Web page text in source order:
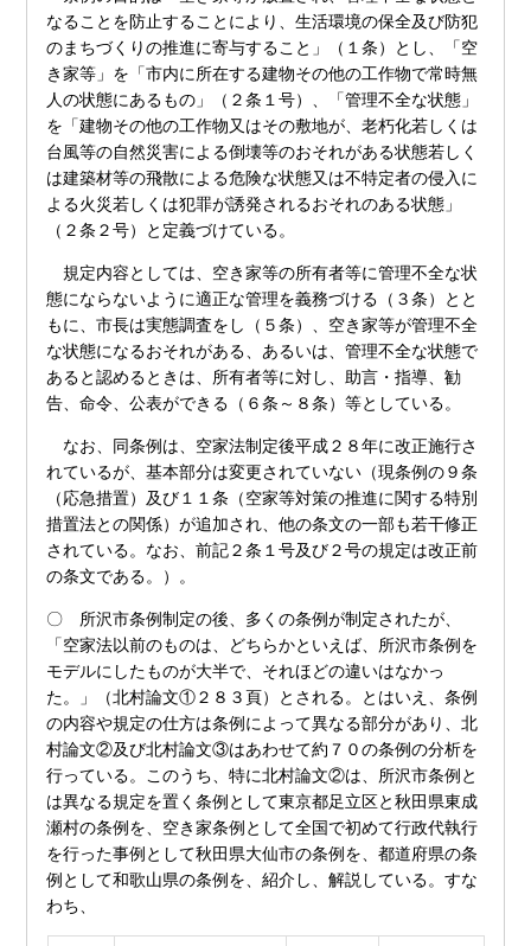
なることを防止することにより、生活環境の保全及び防犯
のまちづくりの推進に寄与すること」（１条）とし、「空
き家等」を「市内に所在する建物その他の工作物で常時無
人の状態にあるもの」（２条１号）、「管理不全な状態」
を「建物その他の工作物又はその敷地が、老朽化若しくは
台風等の自然災害による倒壊等のおそれがある状態若しく
は建築材等の飛散による危険な状態又は不特定者の侵入に
よる火災若しくは犯罪が誘発されるおそれのある状態」
（２条２号）と定義づけている。
規定内容としては、空き家等の所有者等に管理不全な状
態にならないように適正な管理を義務づける（３条）とと
もに、市長は実態調査をし（５条）、空き家等が管理不全
な状態になるおそれがある、あるいは、管理不全な状態で
あると認めるときは、所有者等に対し、助言・指導、勧
告、命令、公表ができる（６条～８条）等としている。
なお、同条例は、空家法制定後平成２８年に改正施行さ
れているが、基本部分は変更されていない（現条例の９条
（応急措置）及び１１条（空家等対策の推進に関する特別
措置法との関係）が追加され、他の条文の一部も若干修正
されている。なお、前記２条１号及び２号の規定は改正前
の条文である。）。
〇 所沢市条例制定の後、多くの条例が制定されたが、
「空家法以前のものは、どちらかといえば、所沢市条例を
モデルにしたものが大半で、それほどの違いはなかっ
た。」（北村論文①２８３頁）とされる。とはいえ、条例
の内容や規定の仕方は条例によって異なる部分があり、北
村論文②及び北村論文③はあわせて約７０の条例の分析を
行っている。このうち、特に北村論文②は、所沢市条例と
は異なる規定を置く条例として東京都足立区と秋田県東成
瀬村の条例を、空き家条例として全国で初めて行政代執行
を行った事例として秋田県大仙市の条例を、都道府県の条
例として和歌山県の条例を、紹介し、解説している。すな
わち、